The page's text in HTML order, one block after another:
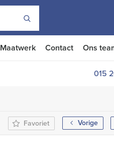
Maatwerk Contact Ons
015
Vorige
Favoriet